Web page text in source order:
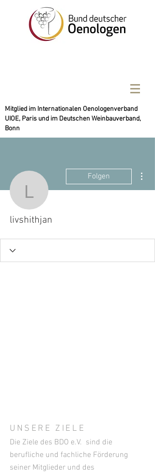
Mitglied im Internationalen Oenologenverband
UIOE, Paris und im Deutschen Weinbauverband,
Bonn
livshithjan
Folgen
livshithjan
UNSERE ZIELE
Die Ziele des BDO e.V. sind die
berufliche und fachliche Förderung
seiner Mitglieder und des